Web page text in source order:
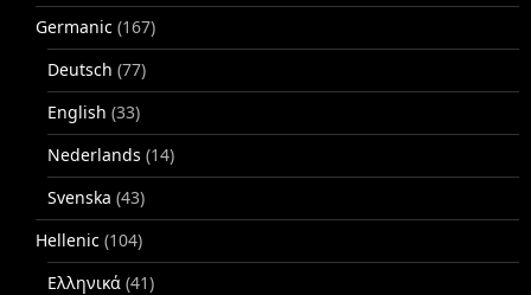
Germanic (167)
Deutsch (77)
English (33)
Nederlands (14)
Svenska (43)
Hellenic (104)
Ελληνικά (41)